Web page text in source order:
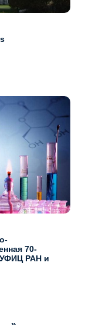
70-
УФИЦ РАН и